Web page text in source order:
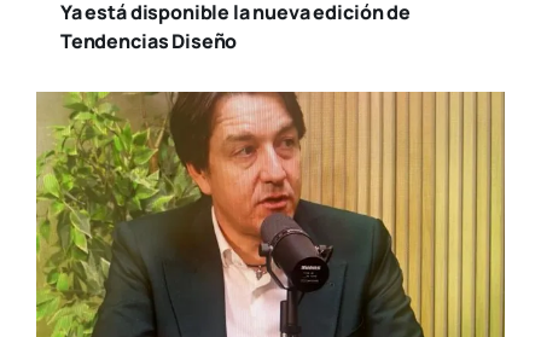
Ya está disponible la nueva edición de
Tendencias Diseño